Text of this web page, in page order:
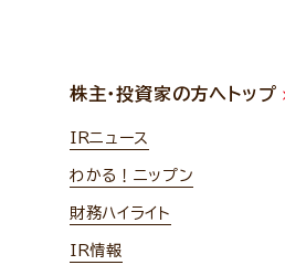
株主・投資家の方へトップ
IRニュース
わかる！ニップン
財務ハイライト
IR情報